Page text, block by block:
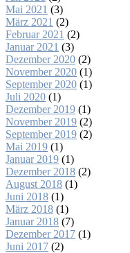
Mai 2021 (3)
März 2021 (2)
Februar 2021 (2)
Januar 2021 (3)
Dezember 2020 (2)
November 2020 (1)
September 2020 (1)
Juli 2020 (1)
Dezember 2019 (1)
November 2019 (2)
September 2019 (2)
Mai 2019 (1)
Januar 2019 (1)
Dezember 2018 (2)
August 2018 (1)
Juni 2018 (1)
März 2018 (1)
Januar 2018 (7)
Dezember 2017 (1)
Juni 2017 (2)